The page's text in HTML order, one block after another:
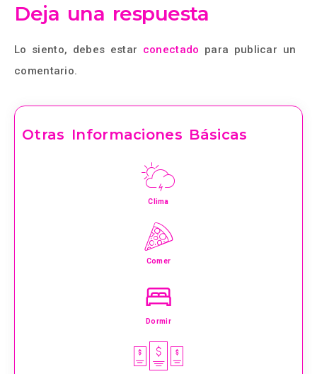
Deja una respuesta
Lo siento, debes estar conectado para publicar un
comentario.
Otras Informaciones Básicas
Clima
Comer
Dormir